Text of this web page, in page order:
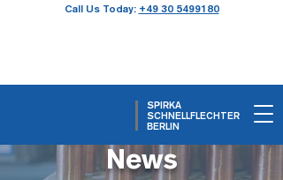
SPIRKA
SCHNELLFLECHTER
BERLIN
Call Us Today: +49 30 5499180
News